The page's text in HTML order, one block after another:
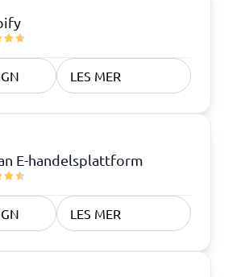
LES MER
E-handelsplattform
LES MER